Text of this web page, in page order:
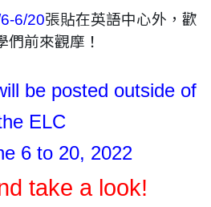
6/20張貼在英語中心外，歡
們前來觀摩！
be posted outside of
ELC
6 to 20, 2022
take a look!